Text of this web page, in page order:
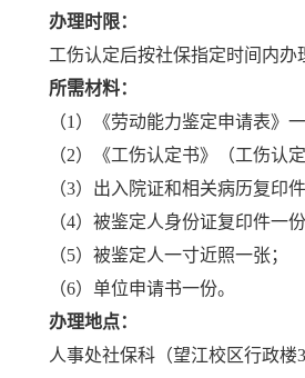
办理时限：
工伤认定后按社保指定时间内办
所需材料：
（1）《劳动能力鉴定申请表》一
（2）《工伤认定书》（工伤认
（3）出入院证和相关病历复印
（4）被鉴定人身份证复印件一份
（5）被鉴定人一寸近照一张；
（6）单位申请书一份。
办理地点：
人事处社保科（望江校区行政